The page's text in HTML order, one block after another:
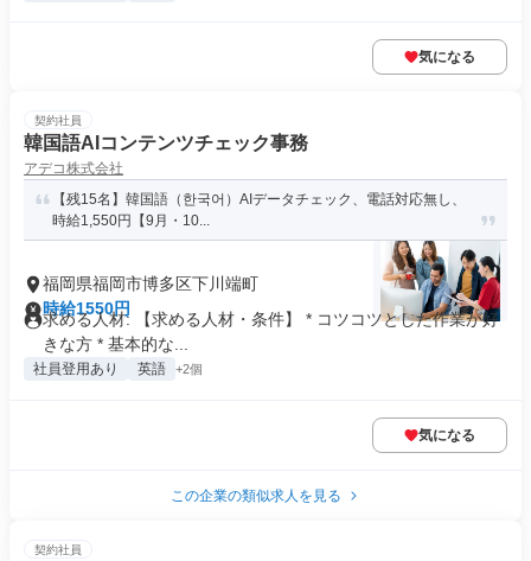
気になる
契約社員
韓国語AIコンテンツチェック事務
アデコ株式会社
【残15名】韓国語（한국어）AIデータチェック、電話対応無し、
時給1,550円【9月・10...
福岡県福岡市博多区下川端町
時給1550円
求める人材: 【求める人材・条件】 * コツコツとした作業が好
きな方 * 基本的な...
社員登用あり 英語 +2個
気になる
この企業の類似求人を見る
契約社員